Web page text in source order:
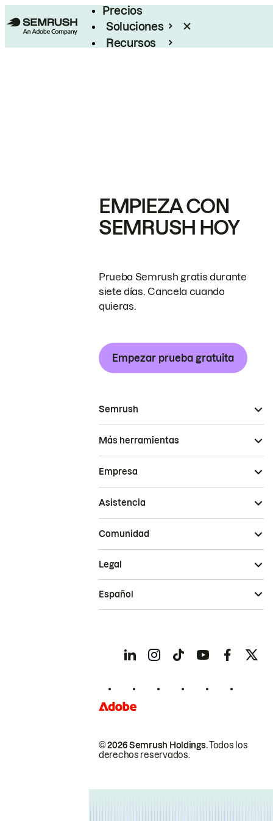
Precios
Soluciones
Recursos
EMPIEZA CON
SEMRUSH HOY
Prueba Semrush gratis durante
siete días. Cancela cuando
quieras.
Empezar prueba gratuita
Semrush
Más herramientas
Empresa
Asistencia
Comunidad
© 2026 Semrush Holdings.Todos los
derechos reservados.
Legal
Español